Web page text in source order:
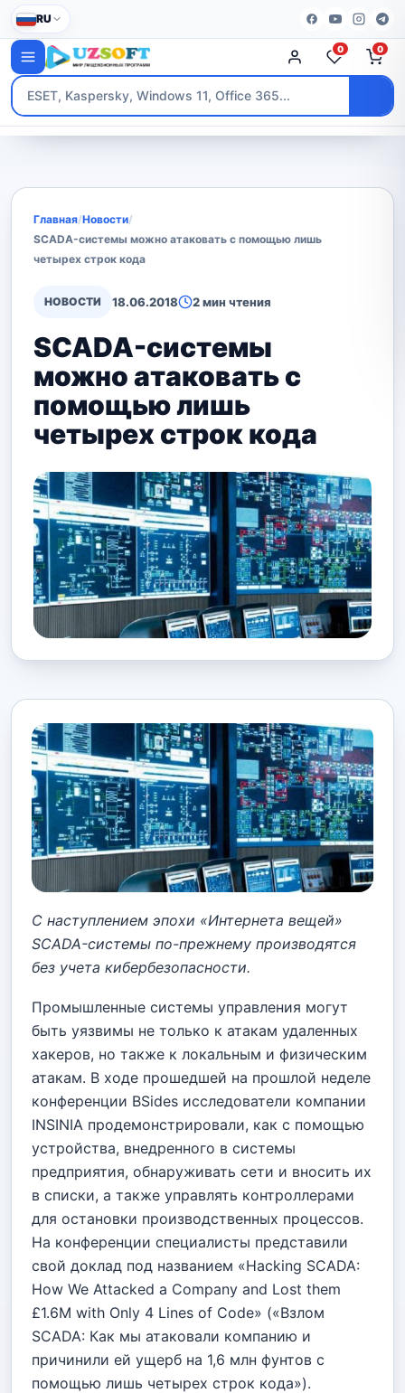
RU
0 0
Главная/Новости/
SCADA-системы можно атаковать с помощью лишь
четырех строк кода
НОВОСТИ 18.06.2018 2 мин чтения
SCADA-системы
можно атаковать с
помощью лишь
четырех строк кода
С наступлением эпохи «Интернета вещей»
SCADA-системы по-прежнему производятся
без учета кибербезопасности.
Промышленные системы управления могут
быть уязвимы не только к атакам удаленных
хакеров, но также к локальным и физическим
атакам. В ходе прошедшей на прошлой неделе
конференции BSides исследователи компании
INSINIA продемонстрировали, как с помощью
устройства, внедренного в системы
предприятия, обнаруживать сети и вносить их
в списки, а также управлять контроллерами
для остановки производственных процессов.
На конференции специалисты представили
свой доклад под названием «Hacking SCADA:
How We Attacked a Company and Lost them
£1.6M with Only 4 Lines of Code» («Взлом
SCADA: Как мы атаковали компанию и
причинили ей ущерб на 1,6 млн фунтов с
помощью лишь четырех строк кода»).